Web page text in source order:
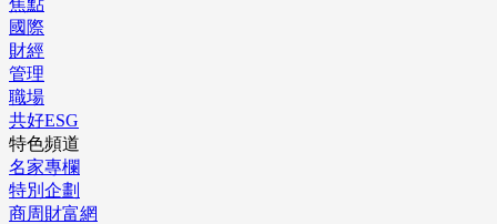
焦點
國際
財經
管理
職場
共好ESG
特色頻道
名家專欄
特別企劃
商周財富網